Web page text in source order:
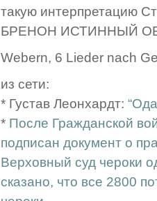
такую интерпретацию
БРЕНОН ИСТИННЫЙ
Webern, 6 Lieder nach
из сети:
* Густав Леонхардт:
* После Гражданской
подписан документ о
Верховный суд чероки
сказано, что все 2800